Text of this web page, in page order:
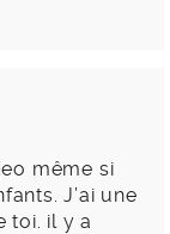
même si
J’ai une
toi. il y a